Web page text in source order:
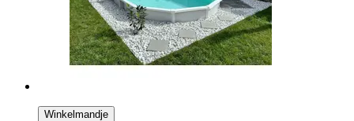
Winkelmandje